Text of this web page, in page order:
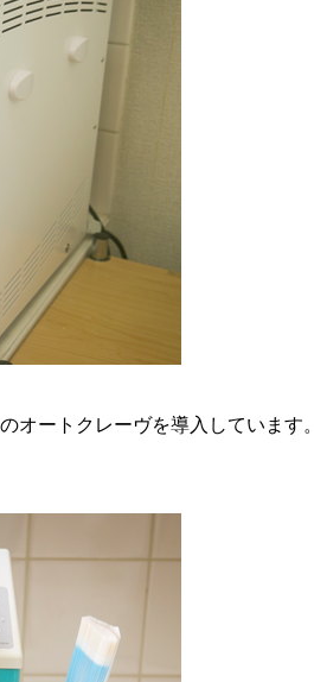
オートクレーヴを導入しています。